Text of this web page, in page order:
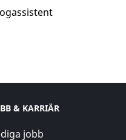
& KARRIÄR
jobb